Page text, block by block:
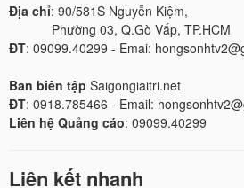
Địa chỉ: 90/581S Nguyễn Kiệm,
Phường 03, Q.Gò Vấp, TP.HCM
ĐT: 09099.40299 - Emai:
Ban biên tập Saigongiaitri.net
ĐT: 0918.785466 - Email:
Liên hệ Quảng cáo: 09099.40299
Liên kết nhanh